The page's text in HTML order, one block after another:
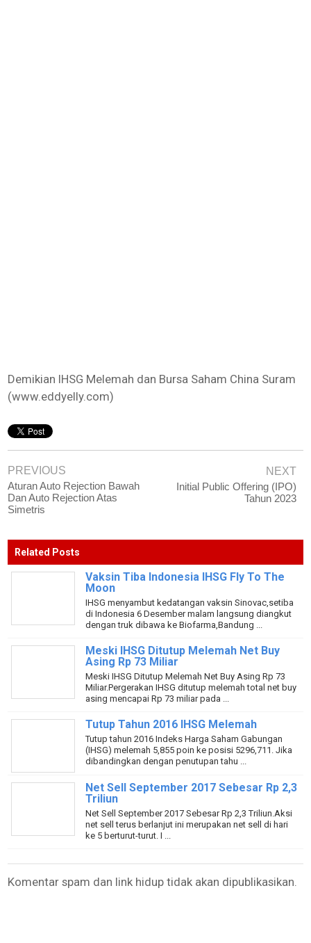
Demikian IHSG Melemah dan Bursa Saham China Suram
(www.eddyelly.com)
PREVIOUS
Aturan Auto Rejection Bawah
Dan Auto Rejection Atas
Simetris
NEXT
Initial Public Offering (IPO)
Tahun 2023
Related Posts
Vaksin Tiba Indonesia IHSG Fly To The
Moon
IHSG menyambut kedatangan vaksin Sinovac,setiba
di Indonesia 6 Desember malam langsung diangkut
dengan truk dibawa ke Biofarma,Bandung ...
Meski IHSG Ditutup Melemah Net Buy
Asing Rp 73 Miliar
Meski IHSG Ditutup Melemah Net Buy Asing Rp 73
Miliar.Pergerakan IHSG ditutup melemah total net buy
asing mencapai Rp 73 miliar pada ...
Tutup Tahun 2016 IHSG Melemah
Tutup tahun 2016 Indeks Harga Saham Gabungan
(IHSG) melemah 5,855 poin ke posisi 5296,711. Jika
dibandingkan dengan penutupan tahu ...
Net Sell September 2017 Sebesar Rp 2,3
Triliun
Net Sell September 2017 Sebesar Rp 2,3 Triliun.Aksi
net sell terus berlanjut ini merupakan net sell di hari
ke 5 berturut-turut. I ...
Komentar spam dan link hidup tidak akan dipublikasikan.